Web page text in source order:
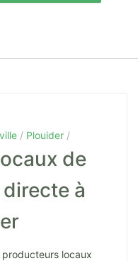
Plouider
de
à
locaux